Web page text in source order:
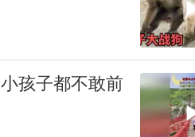
孩子都不敢前